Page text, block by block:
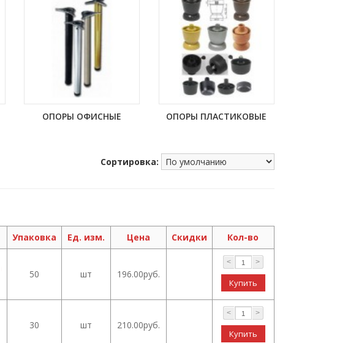
ОПОРЫ ОФИСНЫЕ ОПОРЫ ПЛАСТИКОВЫЕ
Сортировка:
Упаковка Ед. изм. Цена Скидки Кол-во
50 шт 196.00руб.
< >
30 шт 210.00руб.
< >